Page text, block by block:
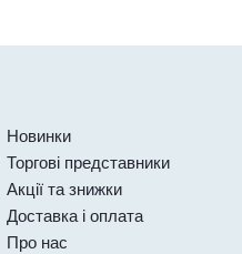
Новинки
Торгові представники
Акції та знижки
Доставка і оплата
Про нас